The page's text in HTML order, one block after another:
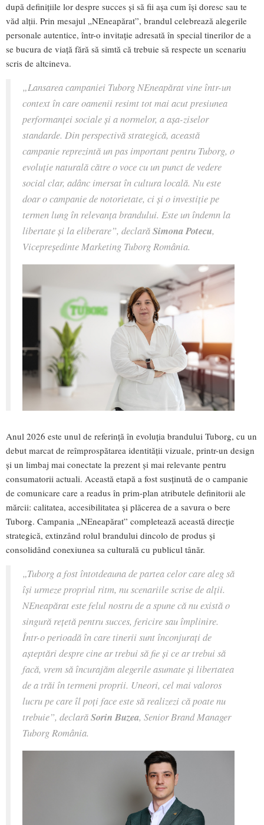
după definițiile lor despre succes și să fii așa cum își doresc sau te
văd alții. Prin mesajul „NEneapărat”, brandul celebrează alegerile
personale autentice, într-o invitație adresată în special tinerilor de a
se bucura de viață fără să simtă că trebuie să respecte un scenariu
scris de altcineva.
„Lansarea campaniei Tuborg NEneapărat vine într-un
context în care oamenii resimt tot mai acut presiunea
performanței sociale și a normelor, a așa-ziselor
standarde. Din perspectivă strategică, această
campanie reprezintă un pas important pentru Tuborg, o
evoluție naturală către o voce cu un punct de vedere
social clar, adânc imersat în cultura locală. Nu este
doar o campanie de notorietate, ci și o investiție pe
termen lung în relevanța brandului. Este un îndemn la
libertate și la eliberare”, declarăSimona Potecu,
Vicepreședinte Marketing Tuborg România.
Anul 2026 este unul de referință în evoluția brandului Tuborg, cu un
debut marcat de reîmprospătarea identității vizuale, printr-un design
și un limbaj mai conectate la prezent și mai relevante pentru
consumatorii actuali. Această etapă a fost susținută de o campanie
de comunicare care a readus în prim-plan atributele definitorii ale
mărcii: calitatea, accesibilitatea și plăcerea de a savura o bere
Tuborg. Campania „NEneapărat” completează această direcție
strategică, extinzând rolul brandului dincolo de produs și
consolidând conexiunea sa culturală cu publicul tânăr.
„Tuborg a fost întotdeauna de partea celor care aleg să
își urmeze propriul ritm, nu scenariile scrise de alții.
NEneapărat este felul nostru de a spune că nu există o
singură rețetă pentru succes, fericire sau împlinire.
Într-o perioadă în care tinerii sunt înconjurați de
așteptări despre cine ar trebui să fie și ce ar trebui să
facă, vrem să încurajăm alegerile asumate și libertatea
de a trăi în termeni proprii. Uneori, cel mai valoros
lucru pe care îl poți face este să realizezi că poate nu
trebuie”, declarăSorin Buzea, Senior Brand Manager
Tuborg România.